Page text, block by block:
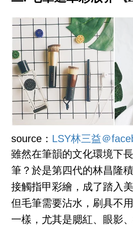
source： LSY林三益＠
雖然在筆韻的文化環境下
筆？於是第四代的林昌隆
接觸指甲彩繪，成了踏入
但毛筆需要沾水，刷具不
一樣，尤其是腮紅、眼影